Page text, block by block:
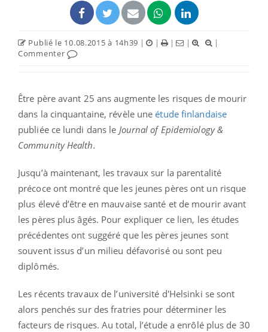
Publié le 10.08.2015 à 14h39 | | | |
|
Commenter
Être père avant 25 ans augmente les risques de mourir
dans la cinquantaine, révèle uneétude finlandaise
publiée ce lundi dans le Journal of Epidemiology &
Community Health.
Jusqu’à maintenant, les travaux sur la parentalité
précoce ont montré que les jeunes pères ont un risque
plus élevé d’être en mauvaise santé et de mourir avant
les pères plus âgés. Pour expliquer ce lien, les études
précédentes ont suggéré que les pères jeunes sont
souvent issus d’un milieu défavorisé ou sont peu
diplômés.
Les récents travaux de l’université d'Helsinki se sont
alors penchés sur des fratries pour déterminer les
facteurs de risques. Au total, l’étude a enrôlé plus de 30